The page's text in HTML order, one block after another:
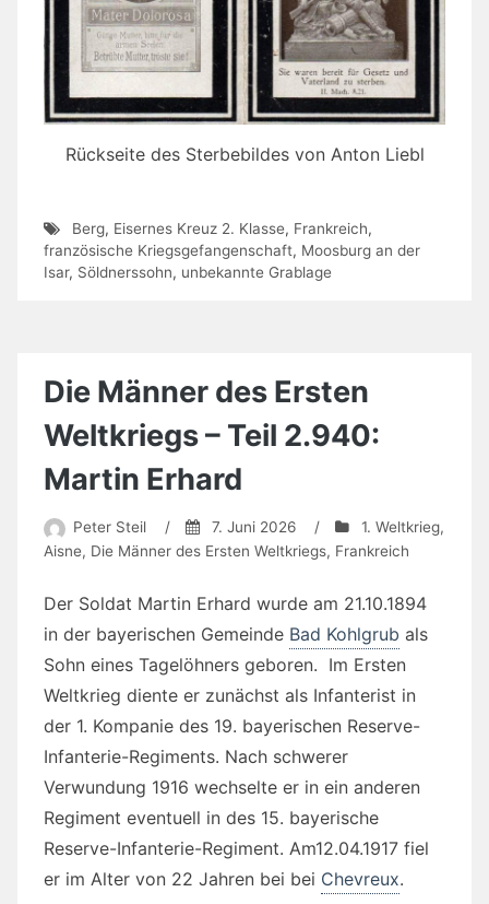
Rückseite des Sterbebildes von Anton Liebl
Berg, Eisernes Kreuz 2. Klasse, Frankreich,
französische Kriegsgefangenschaft, Moosburg an der
Isar, Söldnerssohn, unbekannte Grablage
Die Männer des Ersten
Weltkriegs – Teil 2.940:
Martin Erhard
Peter Steil / 7. Juni 2026 / 1. Weltkrieg,
Aisne, Die Männer des Ersten Weltkriegs, Frankreich
Der Soldat Martin Erhard wurde am 21.10.1894
in der bayerischen Gemeinde Bad Kohlgrub als
Sohn eines Tagelöhners geboren. Im Ersten
Weltkrieg diente er zunächst als Infanterist in
der 1. Kompanie des 19. bayerischen Reserve-
Infanterie-Regiments. Nach schwerer
Verwundung 1916 wechselte er in ein anderen
Regiment eventuell in des 15. bayerische
Reserve-Infanterie-Regiment. Am12.04.1917 fiel
er im Alter von 22 Jahren bei bei Chevreux.